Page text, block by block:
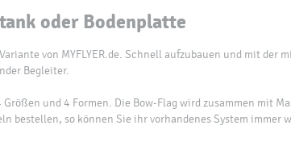
oder Bodenplatte
von MYFLYER.de. Schnell aufzubauen und mit
Begleiter.
und 4 Formen. Die Bow-Flag wird zusammen mit
so können Sie ihr vorhandenes System immer